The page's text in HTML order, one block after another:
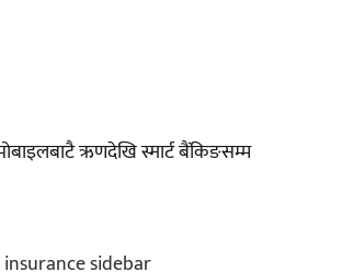
ऋणदेखि स्मार्ट बैंकिङसम्म